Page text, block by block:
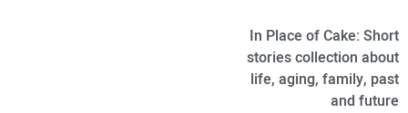
In Place of Cake: Short
stories collection about
life, aging, family, past
and future